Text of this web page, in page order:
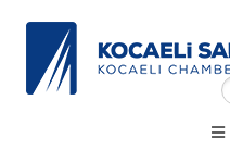
KSO 3500’ü aşkın sanayi
Merkez, Çayırova, Dilovası,